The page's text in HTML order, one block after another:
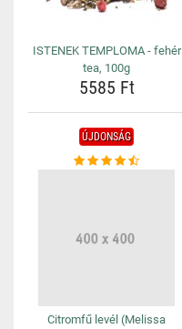
ISTENEK TEMPLOMA - fehér
tea, 100g
5585 Ft
ÚJDONSÁG
Citromfű levél (Melissa